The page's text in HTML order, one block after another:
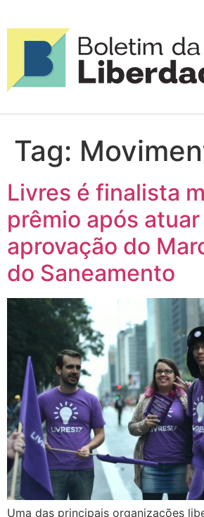
Tag:
Livres é finalista
prêmio após
aprovação do
do Saneamento
Uma das principais organizações